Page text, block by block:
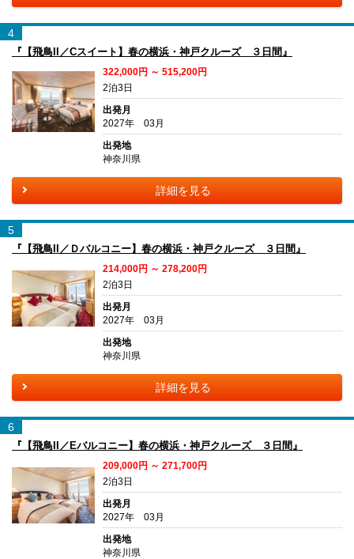
4
『【飛鳥II／Cスイート】春の横浜・神戸クルーズ ３日間』
322,000円 ～ 515,200円
2泊3日
出発月
2027年 03月
出発地
神奈川県
詳細を見る
5
『【飛鳥II／Ｄバルコニー】春の横浜・神戸クルーズ ３日間』
214,000円 ～ 278,200円
2泊3日
出発月
2027年 03月
出発地
神奈川県
詳細を見る
6
『【飛鳥II／Eバルコニー】春の横浜・神戸クルーズ ３日間』
209,000円 ～ 271,700円
2泊3日
出発月
2027年 03月
出発地
神奈川県